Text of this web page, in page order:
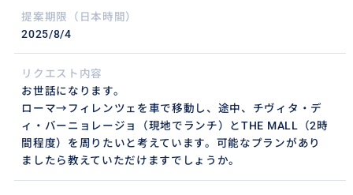
提案期限（日本時間）
2025/8/4
リクエスト内容
お世話になります。
ローマ→フィレンツェを車で移動し、途中、チヴィタ・デ
ィ・バーニョレージョ（現地でランチ）とTHE MALL（2時
間程度）を周りたいと考えています。可能なプランがあり
ましたら教えていただけますでしょうか。